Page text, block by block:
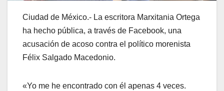
Ciudad de México.- La escritora Marxitania Ortega
ha hecho pública, a través de Facebook, una
acusación de acoso contra el político morenista
Félix Salgado Macedonio.
«Yo me he encontrado con él apenas 4 veces.